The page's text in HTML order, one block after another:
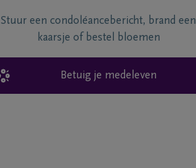
Stuur een condoléancebericht, brand een
kaarsje of bestel bloemen
Betuig je medeleven